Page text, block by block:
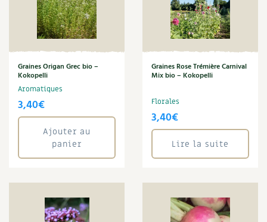
Graines Origan Grec bio –
Kokopelli
Aromatiques
3,40€
Ajouter au
panier
Graines Rose Trémière Carnival
Mix bio – Kokopelli
Florales
3,40€
Lire la suite